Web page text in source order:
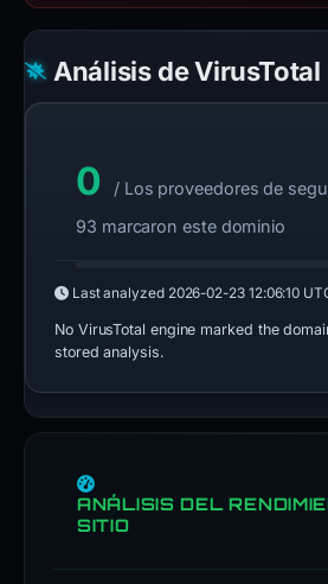
Análisis de VirusTotal
0
/ Los proveedores de
93 marcaron este dominio
Last analyzed 2026-02-23 12:06:10
No VirusTotal engine marked the
stored analysis.
ANÁLISIS DEL
SITIO